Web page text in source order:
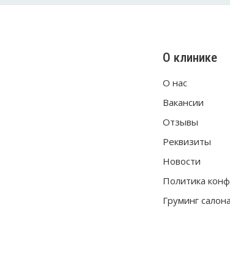
О клинике
О нас
Вакансии
Отзывы
Реквизиты
Новости
Политика
Груминг